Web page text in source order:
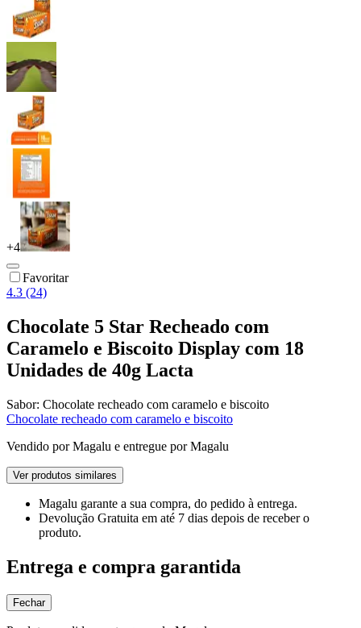
+4
Favoritar
4.3 (24)
Chocolate 5 Star Recheado com
Caramelo e Biscoito Display com 18
Unidades de 40g Lacta
Sabor: Chocolate recheado com caramelo e biscoito
Chocolate recheado com caramelo e biscoito
Vendido porMagalu e entregue por Magalu
Ver produtos similares
Magalu garante a sua compra, do pedido à entrega.
Devolução Gratuita em até 7 dias depois de receber o
produto.
Entrega e compra garantida
Fechar